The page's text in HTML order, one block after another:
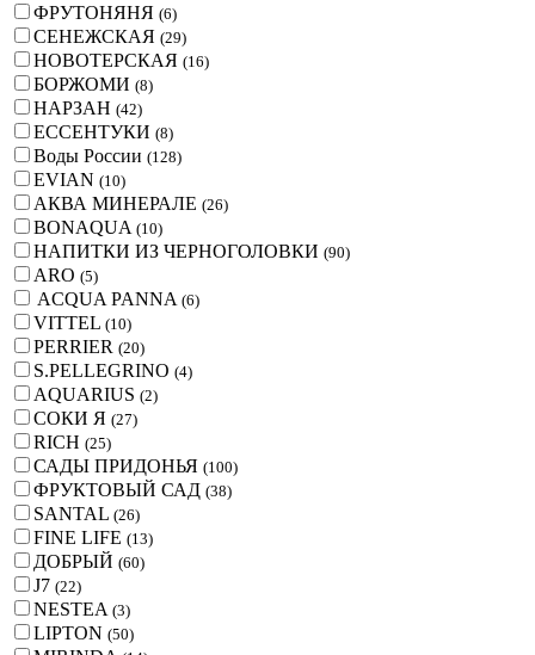
ФРУТОНЯНЯ (6)
СЕНЕЖСКАЯ (29)
НОВОТЕРСКАЯ (16)
БОРЖОМИ (8)
НАРЗАН (42)
ЕССЕНТУКИ (8)
Воды России (128)
EVIAN (10)
АКВА МИНЕРАЛЕ (26)
BONAQUA (10)
НАПИТКИ ИЗ ЧЕРНОГОЛОВКИ (90)
ARO (5)
ACQUA PANNA (6)
VITTEL (10)
PERRIER (20)
S.PELLEGRINO (4)
AQUARIUS (2)
СОКИ Я (27)
RICH (25)
САДЫ ПРИДОНЬЯ (100)
ФРУКТОВЫЙ САД (38)
SANTAL (26)
FINE LIFE (13)
ДОБРЫЙ (60)
J7 (22)
NESTEA (3)
LIPTON (50)